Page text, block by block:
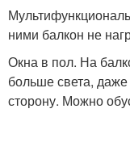
ними балкон не
Окна в пол. На
больше света,
сторону. Можно